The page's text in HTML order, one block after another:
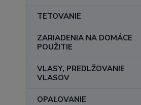
TETOVANIE
ZARIADENIA NA DOMÁCE
POUŽITIE
VLASY, PREDLŽOVANIE
VLASOV
OPAĽOVANIE